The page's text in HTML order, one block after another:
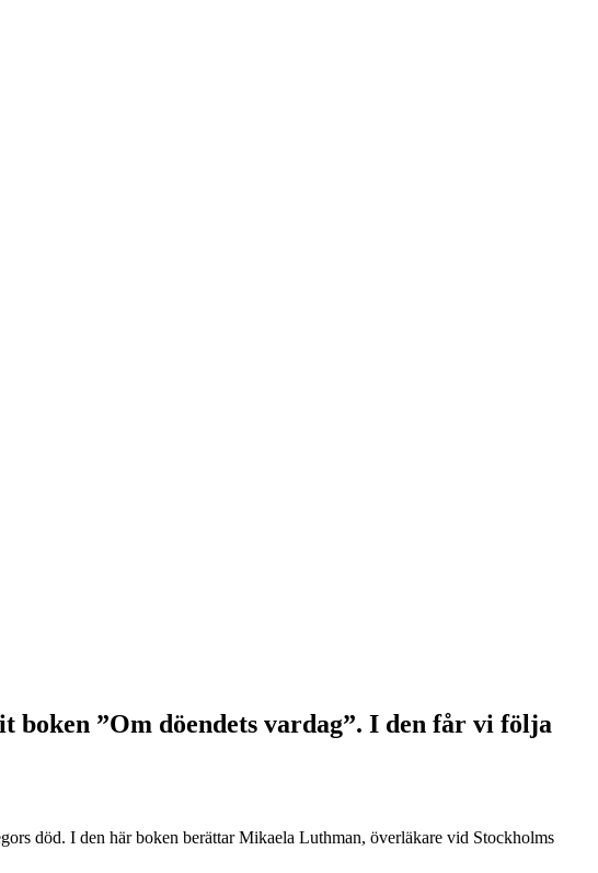
”Om döendets vardag”. I den får vi följa
död. I den här boken berättar Mikaela Luthman, överläkare vid Stockholms